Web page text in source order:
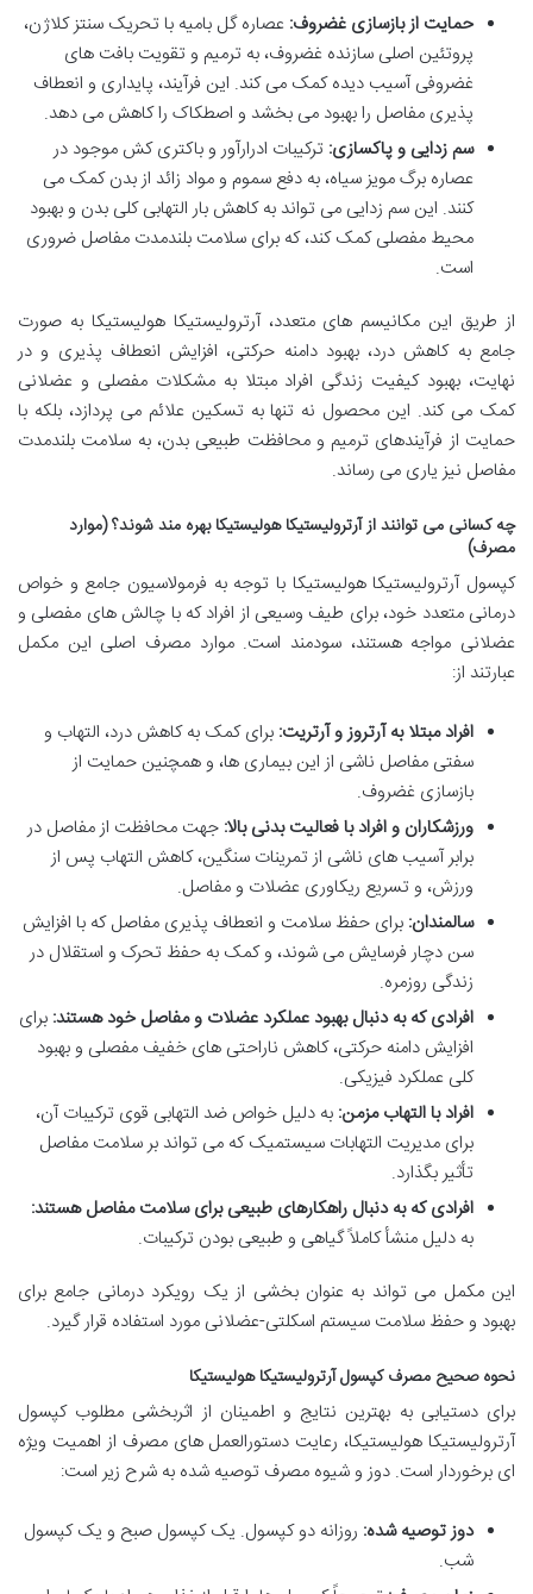
حمایت از بازسازی غضروف: عصاره گل بامیه با تحریک سنتز کلاژن،
پروتئین اصلی سازنده غضروف، به ترمیم و تقویت بافت های
غضروفی آسیب دیده کمک می کند. این فرآیند، پایداری و انعطاف
پذیری مفاصل را بهبود می بخشد و اصطکاک را کاهش می دهد.
سم زدایی و پاکسازی: ترکیبات ادرارآور و باکتری کش موجود در
عصاره برگ مویز سیاه، به دفع سموم و مواد زائد از بدن کمک می
کنند. این سم زدایی می تواند به کاهش بار التهابی کلی بدن و بهبود
محیط مفصلی کمک کند، که برای سلامت بلندمدت مفاصل ضروری
است.
از طریق این مکانیسم های متعدد، آرترولیستیکا هولیستیکا به صورت
جامع به کاهش درد، بهبود دامنه حرکتی، افزایش انعطاف پذیری و در
نهایت، بهبود کیفیت زندگی افراد مبتلا به مشکلات مفصلی و عضلانی
کمک می کند. این محصول نه تنها به تسکین علائم می پردازد، بلکه با
حمایت از فرآیندهای ترمیم و محافظت طبیعی بدن، به سلامت بلندمدت
مفاصل نیز یاری می رساند.
چه کسانی می توانند از آرترولیستیکا هولیستیکا بهره مند شوند؟ (موارد
مصرف)
کپسول آرترولیستیکا هولیستیکا با توجه به فرمولاسیون جامع و خواص
درمانی متعدد خود، برای طیف وسیعی از افراد که با چالش های مفصلی و
عضلانی مواجه هستند، سودمند است. موارد مصرف اصلی این مکمل
عبارتند از:
افراد مبتلا به آرتروز و آرتریت: برای کمک به کاهش درد، التهاب و
سفتی مفاصل ناشی از این بیماری ها، و همچنین حمایت از
بازسازی غضروف.
ورزشکاران و افراد با فعالیت بدنی بالا: جهت محافظت از مفاصل در
برابر آسیب های ناشی از تمرینات سنگین، کاهش التهاب پس از
ورزش، و تسریع ریکاوری عضلات و مفاصل.
سالمندان: برای حفظ سلامت و انعطاف پذیری مفاصل که با افزایش
سن دچار فرسایش می شوند، و کمک به حفظ تحرک و استقلال در
زندگی روزمره.
افرادی که به دنبال بهبود عملکرد عضلات و مفاصل خود هستند: برای
افزایش دامنه حرکتی، کاهش ناراحتی های خفیف مفصلی و بهبود
کلی عملکرد فیزیکی.
افراد با التهاب مزمن: به دلیل خواص ضد التهابی قوی ترکیبات آن،
برای مدیریت التهابات سیستمیک که می تواند بر سلامت مفاصل
تأثیر بگذارد.
افرادی که به دنبال راهکارهای طبیعی برای سلامت مفاصل هستند:
به دلیل منشأ کاملاً گیاهی و طبیعی بودن ترکیبات.
این مکمل می تواند به عنوان بخشی از یک رویکرد درمانی جامع برای
بهبود و حفظ سلامت سیستم اسکلتی-عضلانی مورد استفاده قرار گیرد.
نحوه صحیح مصرف کپسول آرترولیستیکا هولیستیکا
برای دستیابی به بهترین نتایج و اطمینان از اثربخشی مطلوب کپسول
آرترولیستیکا هولیستیکا، رعایت دستورالعمل های مصرف از اهمیت ویژه
ای برخوردار است. دوز و شیوه مصرف توصیه شده به شرح زیر است:
دوز توصیه شده: روزانه دو کپسول. یک کپسول صبح و یک کپسول
شب.